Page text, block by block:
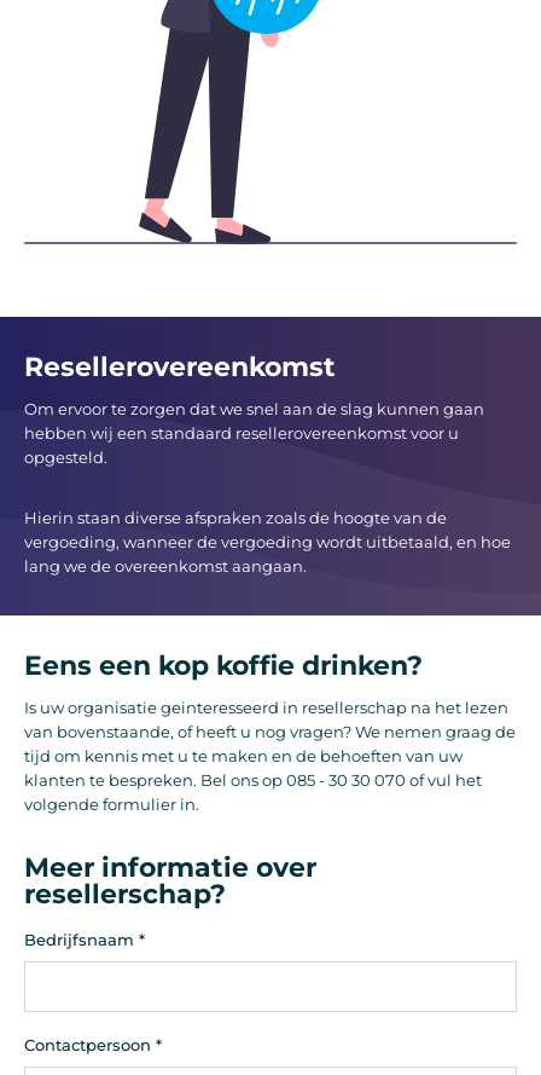
Resellerovereenkomst
Om ervoor te zorgen dat we snel aan de slag kunnen gaan
hebben wij een standaard resellerovereenkomst voor u
opgesteld.
Hierin staan diverse afspraken zoals de hoogte van de
vergoeding, wanneer de vergoeding wordt uitbetaald, en hoe
lang we de overeenkomst aangaan.
Eens een kop koffie drinken?
Is uw organisatie geinteresseerd in resellerschap na het lezen
van bovenstaande, of heeft u nog vragen? We nemen graag de
tijd om kennis met u te maken en de behoeften van uw
klanten te bespreken. Bel ons op 085 - 30 30 070 of vul het
volgende formulier in.
Meer informatie over
resellerschap?
Bedrijfsnaam *
Contactpersoon *